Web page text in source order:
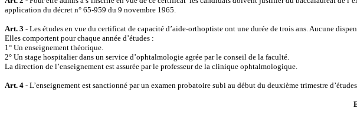
application du décret n° 65-959 du 9 novembre 1965.
Art. 3 - Les études en vue du certificat de capacité d’aide-orthoptiste ont une durée de trois ans. Aucune
Elles comportent pour chaque année d’études :
1° Un enseignement théorique.
2° Un stage hospitalier dans un service d’ophtalmologie agrée par le conseil de la faculté.
La direction de l’enseignement est assurée par le professeur de la clinique ophtalmologique.
Art. 4 - L’enseignement est sanctionné par un examen probatoire subi au début du deuxième trimestre